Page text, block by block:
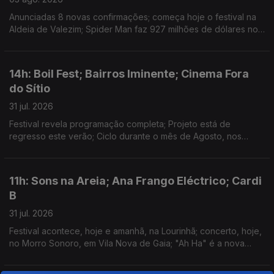
Anunciadas 8 novas confirmações; começa hoje o festival na
Aldeia de Valezim; Spider Man faz 927 milhões de dólares no
14h: Boil Fest; Bairros Iminente; Cinema Fora
do Sítio
31 jul. 2026
Festival revela programação completa; Projeto está de
regresso este verão; Ciclo durante o mês de Agosto, nos
11h: Sons na Areia; Ana Frango Eléctrico; Cardi
B
31 jul. 2026
Festival acontece, hoje e amanhã, na Lourinhã; concerto, hoje,
no Morro Sonoro, em Vila Nova de Gaia; "Ah Ha" é a nova